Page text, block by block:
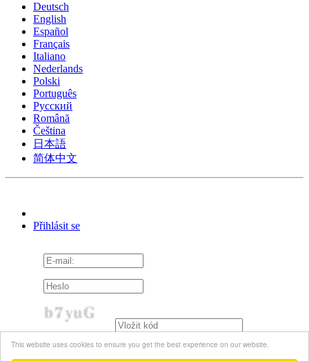
This website uses cookies to ensure you get the best experience on our website.
Deutsch
English
Español
Français
Italiano
Nederlands
Polski
Português
Pусский
Română
Čeština
日本語
简体中文
Přihlásit se
Pamatuj si mě